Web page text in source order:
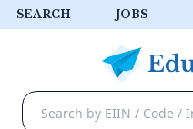
SEARCH JOBS